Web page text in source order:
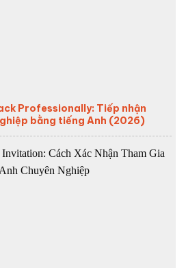
Professionally: Tiếp nhận
bằng tiếng Anh (2026)